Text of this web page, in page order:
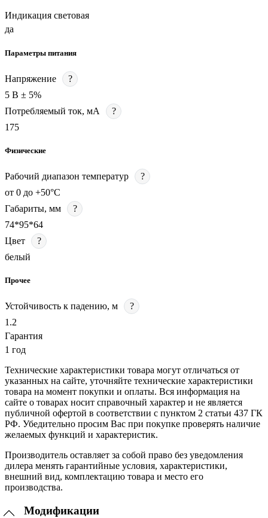
Индикация световая
да
Параметры питания
Напряжение
?
5 В ± 5%
Потребляемый ток, мА
?
175
Физические
Рабочий диапазон температур
?
от 0 до +50°С
Габариты, мм
?
74*95*64
Цвет
?
белый
Прочее
Устойчивость к падению, м
?
1.2
Гарантия
1 год
Технические характеристики товара могут отличаться от
указанных на сайте, уточняйте технические характеристики
товара на момент покупки и оплаты. Вся информация на
сайте о товарах носит справочный характер и не является
публичной офертой в соответствии с пунктом 2 статьи 437 ГК
РФ. Убедительно просим Вас при покупке проверять наличие
желаемых функций и характеристик.
Производитель оставляет за собой право без уведомления
дилера менять гарантийные условия, характеристики,
внешний вид, комплектацию товара и место его
производства.
Модификации